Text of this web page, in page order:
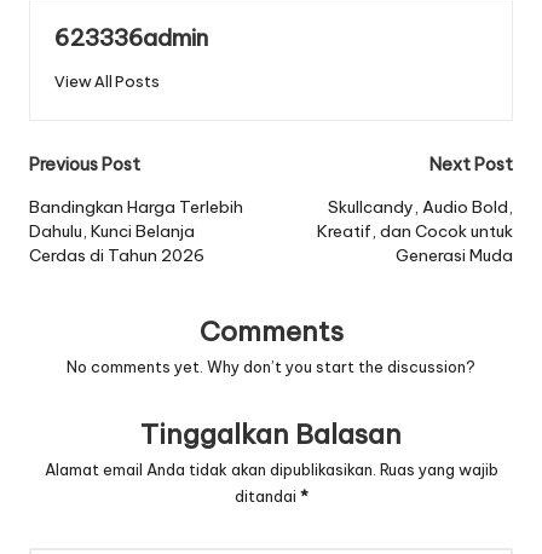
623336admin
View All Posts
Post
navigation
Previous Post
Bandingkan Harga Terlebih
Dahulu, Kunci Belanja
Cerdas di Tahun 2026
Next Post
Skullcandy, Audio Bold,
Kreatif, dan Cocok untuk
Generasi Muda
Comments
No comments yet. Why don’t you start the discussion?
Tinggalkan Balasan
Alamat email Anda tidak akan dipublikasikan. Ruas yang wajib
ditandai *